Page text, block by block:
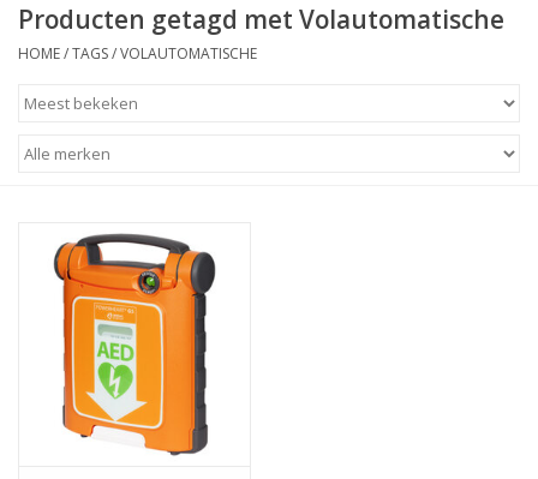
EHBO
Pax tassen
Producten getagd met Volautomatische
HOME/TAGS/VOLAUTOMATISCHE